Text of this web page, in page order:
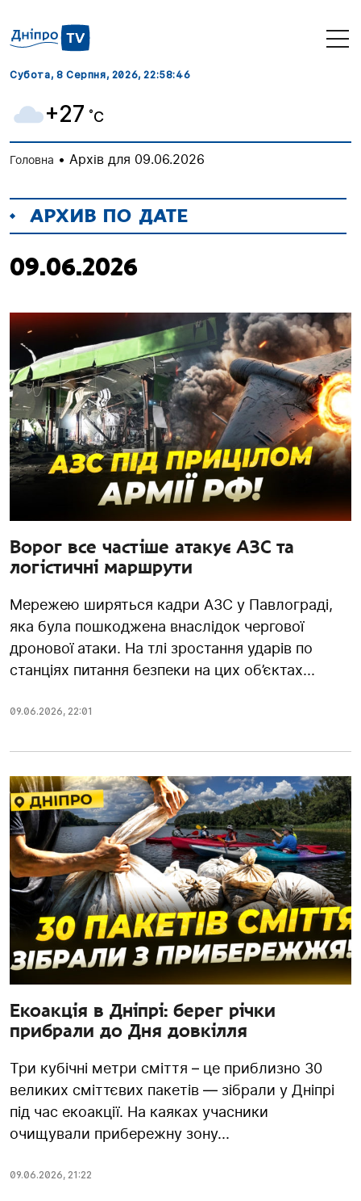
Субота, 8 Серпня, 2026, 22:58:47
+27 ˚C
Головна • Архів для 09.06.2026
АРХИВ ПО ДАТЕ
09.06.2026
Ворог все частіше атакує АЗС та
логістичні маршрути
Мережею ширяться кадри АЗС у Павлограді,
яка була пошкоджена внаслідок чергової
дронової атаки. На тлі зростання ударів по
станціях питання безпеки на цих об’єктах...
09.06.2026, 22:01
Екоакція в Дніпрі: берег річки
прибрали до Дня довкілля
Три кубічні метри сміття – це приблизно 30
великих сміттєвих пакетів — зібрали у Дніпрі
під час екоакції. На каяках учасники
очищували прибережну зону...
09.06.2026, 21:22